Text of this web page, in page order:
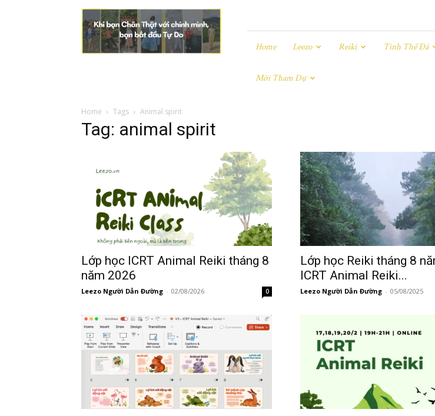
Leezo
|
Chân
Thật
Home Leezo Reiki Tinh Thể Đá
Mời Tham Dự
Home Tags Animal spirit
Tag: animal spirit
Lớp học ICRT Animal Reiki tháng 8
năm 2026
Leezo Người Dẫn Đường - 02/08/2026 0
Lớp học Reiki tháng 8
ICRT Animal Reiki...
Leezo Người Dẫn Đường - 05/08/2025